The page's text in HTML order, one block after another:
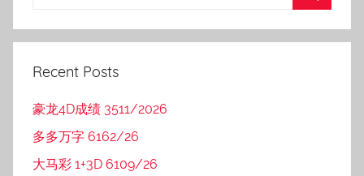
Recent Posts
豪龙4D成绩 3511/2026
多多万字 6162/26
大马彩 1+3D 6109/26